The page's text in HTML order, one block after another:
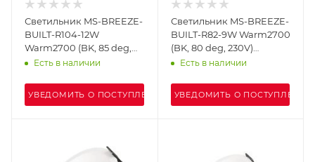
Светильник MS-BREEZE-
BUILT-R104-12W
Warm2700 (BK, 85 deg,
230V) (Arlight, IP20
Есть в наличии
УВЕДОМИТЬ О ПОСТУПЛЕНИИ
Светильник MS-BREEZE-
BUILT-R82-9W Warm2700
(BK, 80 deg, 230V)
(Arlight, IP20 Металл, 5
Есть в наличии
УВЕДОМИТЬ О ПОСТУПЛЕНИИ